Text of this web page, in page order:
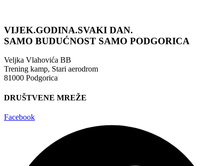
VIJEK.GODINA.SVAKI DAN.
SAMO BUDUĆNOST SAMO PODGORICA
Veljka Vlahovića BB
Trening kamp, Stari aerodrom
81000 Podgorica
DRUŠTVENE MREŽE
Facebook